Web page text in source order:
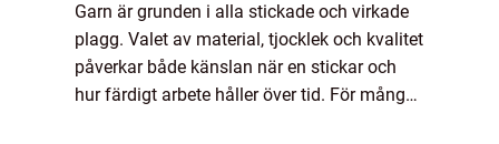
Garn är grunden i alla stickade och virkade
plagg. Valet av material, tjocklek och kvalitet
påverkar både känslan när en stickar och
hur färdigt arbete håller över tid. För många